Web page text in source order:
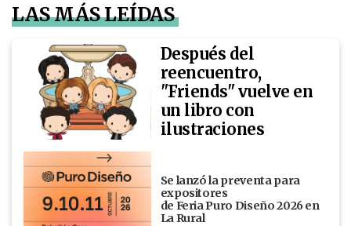
LAS MÁS LEÍDAS
Después del
reencuentro,
"Friends" vuelve en
un libro con
ilustraciones
Se lanzó la preventa para
expositores
de Feria Puro Diseño 2026 en
La Rural